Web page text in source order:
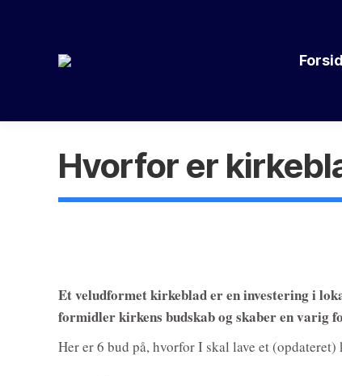
Hvorfor er
Et veludformet kirkeblad er en investering i
formidler kirkens budskab og skaber en varig
Her er 6 bud på, hvorfor I skal lave et